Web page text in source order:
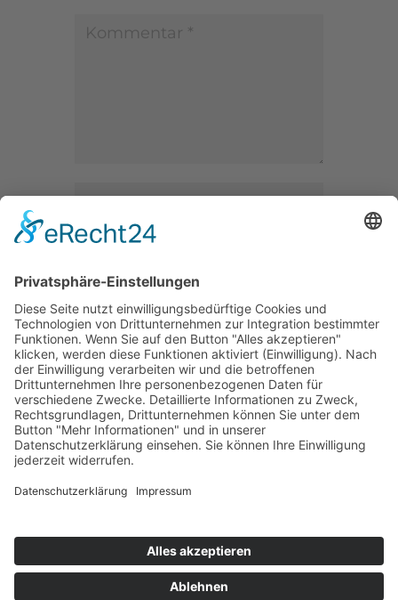
Name, E-Mail-Adresse und Website
in diesem Browser für meinen
nächsten Kommentar speichern.
Datenschutz für Social Media
Vorstand-Intern